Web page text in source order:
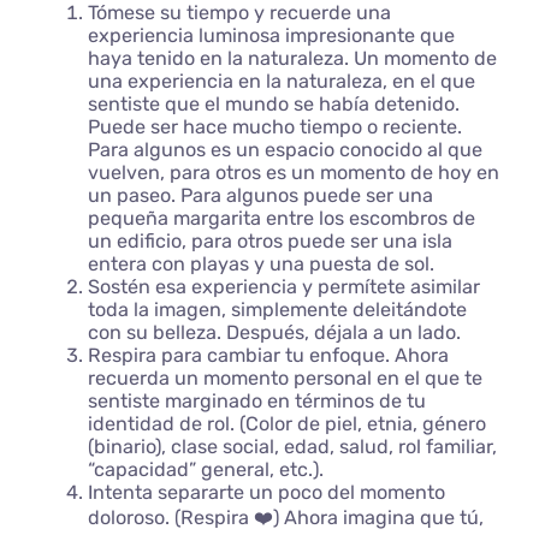
Tómese su tiempo y recuerde una
experiencia luminosa impresionante que
haya tenido en la naturaleza. Un momento de
una experiencia en la naturaleza, en el que
sentiste que el mundo se había detenido.
Puede ser hace mucho tiempo o reciente.
Para algunos es un espacio conocido al que
vuelven, para otros es un momento de hoy en
un paseo. Para algunos puede ser una
pequeña margarita entre los escombros de
un edificio, para otros puede ser una isla
entera con playas y una puesta de sol.
Sostén esa experiencia y permítete asimilar
toda la imagen, simplemente deleitándote
con su belleza. Después, déjala a un lado.
Respira para cambiar tu enfoque. Ahora
recuerda un momento personal en el que te
sentiste marginado en términos de tu
identidad de rol. (Color de piel, etnia, género
(binario), clase social, edad, salud, rol familiar,
“capacidad” general, etc.).
Intenta separarte un poco del momento
doloroso. (Respira ❤️) Ahora imagina que tú,